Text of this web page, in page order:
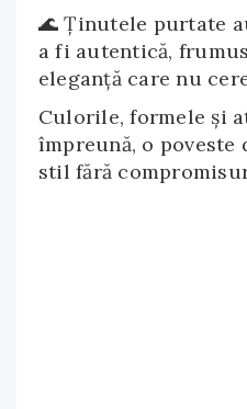
🌊 Ținutele purtate
a fi autentică,
eleganță care nu
Culorile, formele și
împreună, o poveste
stil fără